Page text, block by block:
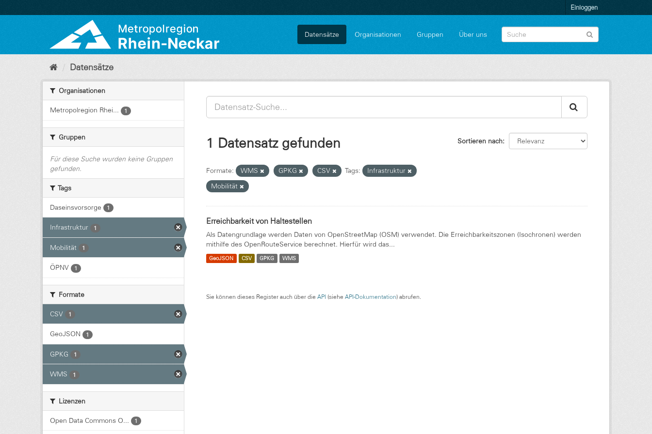
zum
Einloggen
Datensätze Organisationen Gruppen Über uns
Datensätze
Organisationen
Metropolregion Rhei... 1
Gruppen
Für diese Suche wurden keine Gruppen
gefunden.
Tags
Daseinsvorsorge 1
Infrastruktur 1
Mobilität 1
ÖPNV 1
Formate
CSV 1
GeoJSON 1
GPKG 1
WMS 1
Lizenzen
Open Data Commons O... 1
Sortieren nach
1 Datensatz gefunden
Formate: WMS GPKG CSV Tags:
Infrastruktur
Mobilität
Erreichbarkeit von Haltestellen
Als Datengrundlage werden Daten von OpenStreetMap (OSM) verwendet. Die Erreichbarkeitszonen (Isochronen) werden
mithilfe des OpenRouteService berechnet. Hierfür wird das...
GeoJSON CSV GPKG WMS
Sie können dieses Register auch über die API (siehe API-Dokumentation) abrufen.